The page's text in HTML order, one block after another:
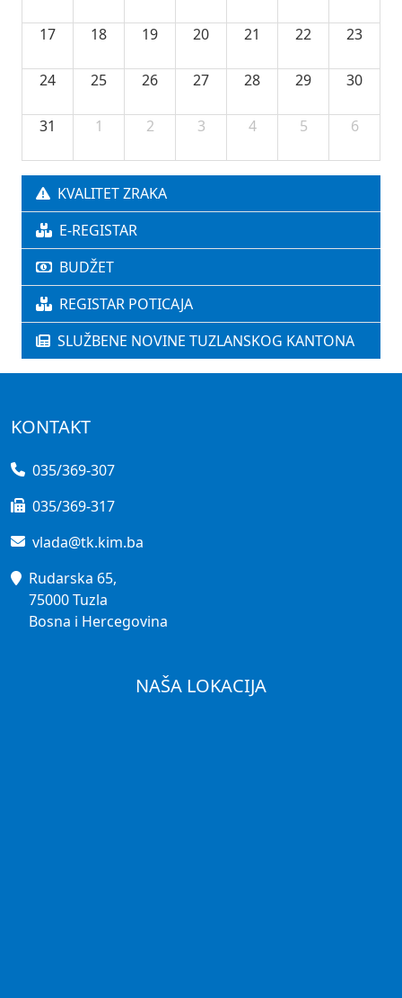
17 18 19 20 21 22 23
24 25 26 27 28 29 30
31 1 2 3 4 5 6
KVALITET ZRAKA
E-REGISTAR
BUDŽET
REGISTAR POTICAJA
SLUŽBENE NOVINE TUZLANSKOG KANTONA
KONTAKT
035/369-307
035/369-317
vlada@tk.kim.ba
Rudarska 65,
75000 Tuzla
Bosna i Hercegovina
NAŠA LOKACIJA